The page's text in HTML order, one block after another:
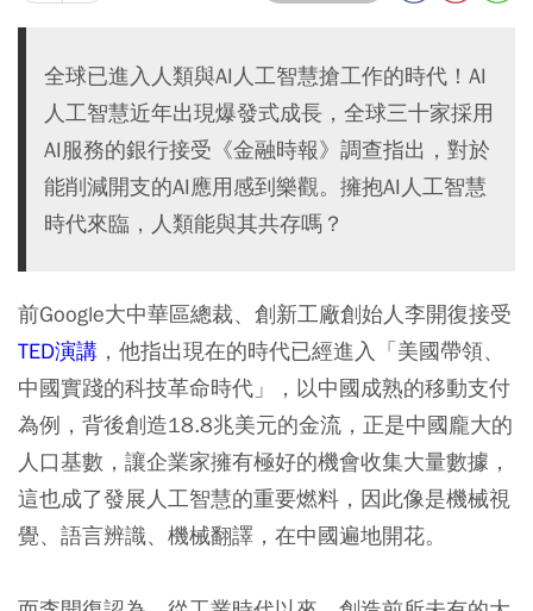
全球已進入人類與AI人工智慧搶工作的時代！AI
人工智慧近年出現爆發式成長，全球三十家採用
AI服務的銀行接受《金融時報》調查指出，對於
能削減開支的AI應用感到樂觀。擁抱AI人工智慧
時代來臨，人類能與其共存嗎？
前Google大中華區總裁、創新工廠創始人李開復接受
TED演講 ，他指出現在的時代已經進入「美國帶領、
中國實踐的科技革命時代」，以中國成熟的移動支付
為例，背後創造18.8兆美元的金流，正是中國龐大的
人口基數，讓企業家擁有極好的機會收集大量數據，
這也成了發展人工智慧的重要燃料，因此像是機械視
覺、語言辨識、機械翻譯，在中國遍地開花。